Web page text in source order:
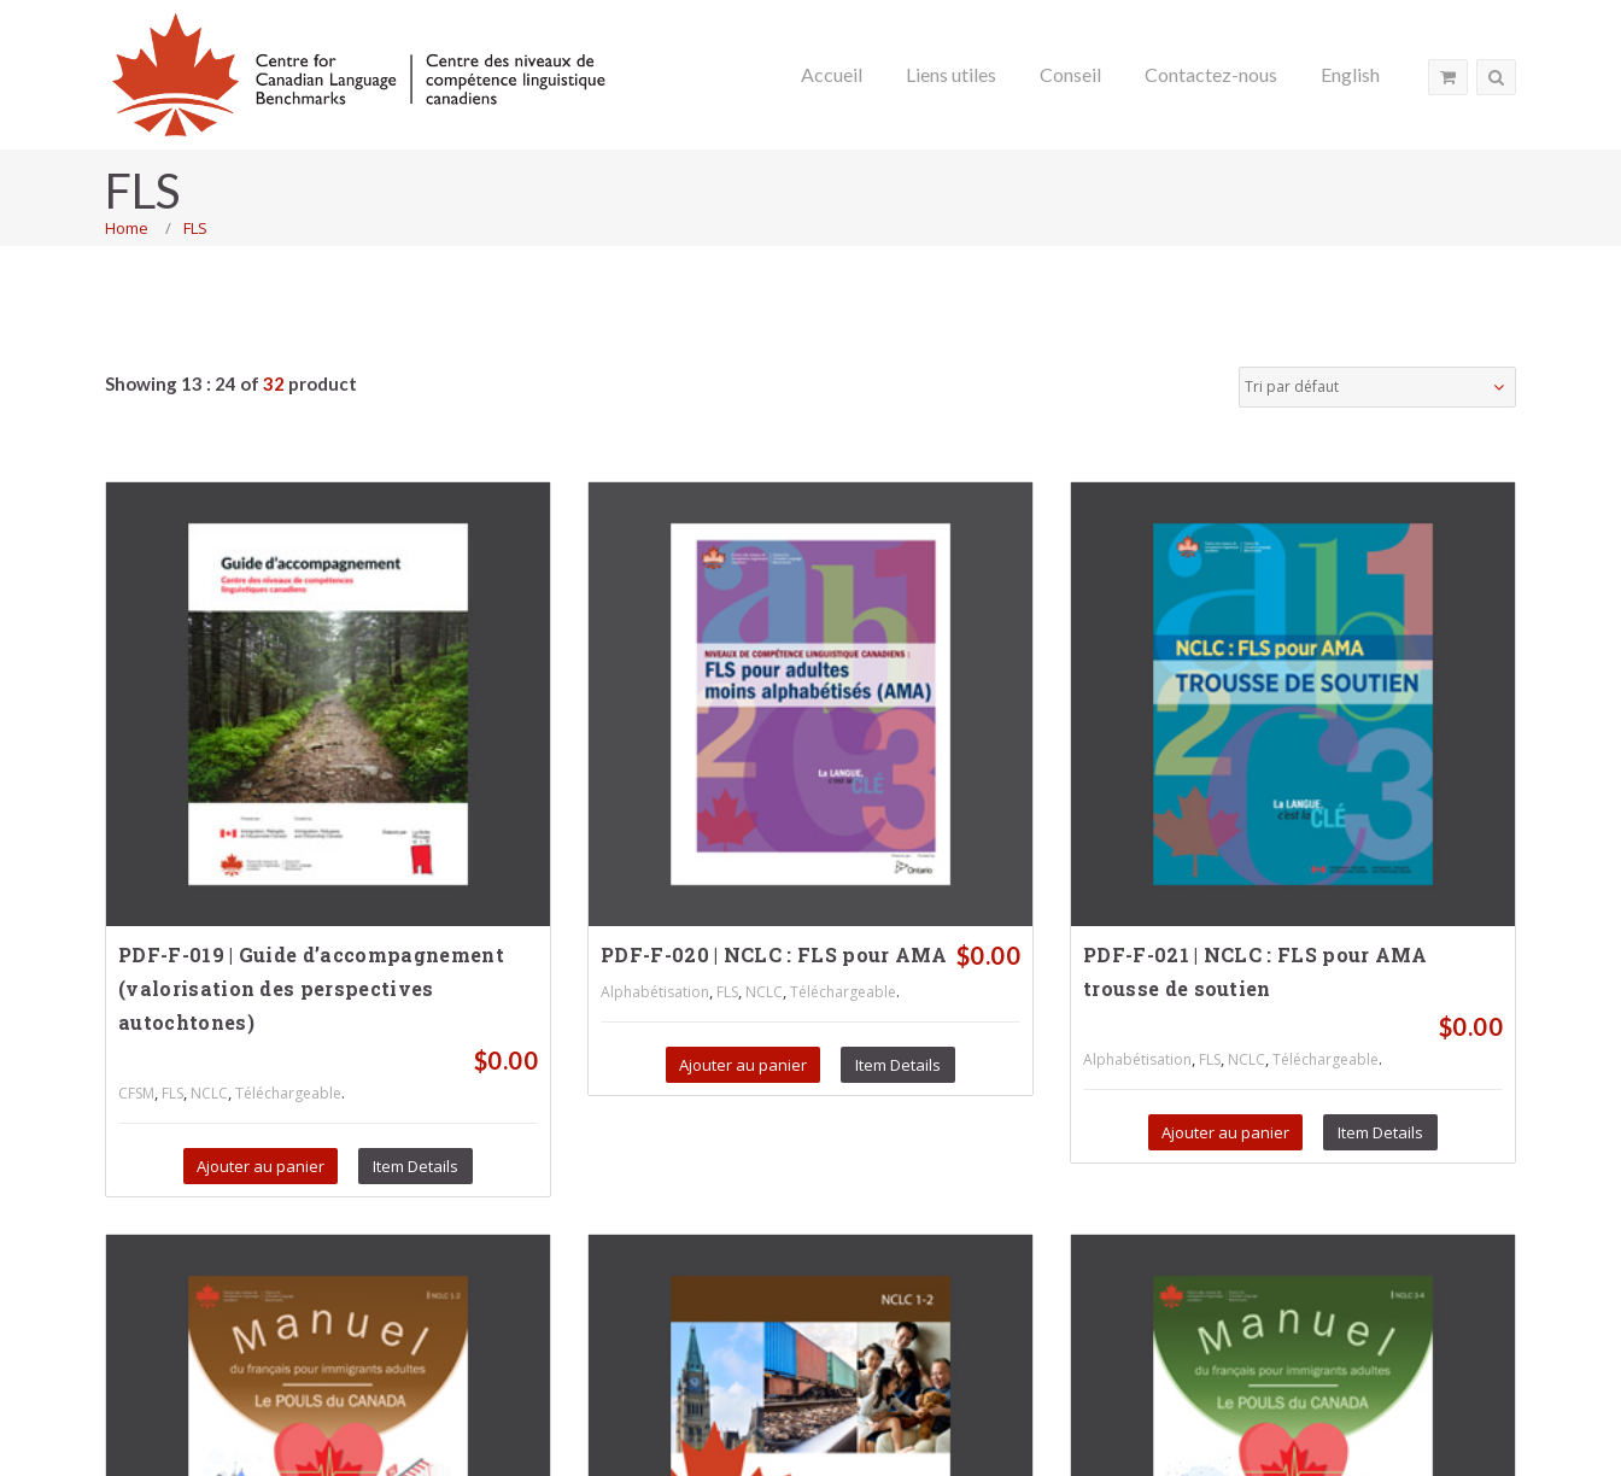
Accueil Liens utiles Conseil Contactez-nous English
FLS
Home FLS
Showing 13 : 24 of 32 product
PDF-F-019 | Guide d’accompagnement
(valorisation des perspectives
autochtones)
$0.00
CFSM, FLS, NCLC,Téléchargeable.
Ajouter au panier Item Details
PDF-F-020 | NCLC : FLS pour AMA $0.00
Alphabétisation, FLS, NCLC,Téléchargeable.
Ajouter au panier Item Details
PDF-F-021 | NCLC : FLS pour AMA
trousse de soutien
$0.00
Alphabétisation, FLS, NCLC,Téléchargeable.
Ajouter au panier Item Details